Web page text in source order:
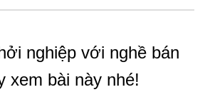
nghiệp với nghề bán
xem bài này nhé!